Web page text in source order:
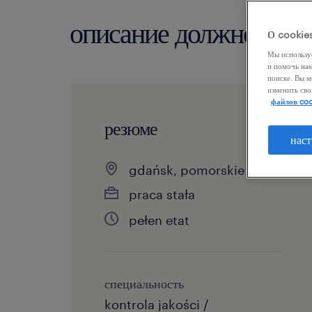
описание должности
резюме
gdańsk, pomorskie
praca stała
pełen etat
специальность
kontrola jakości /
О
Мы
и помочь
поиске. Вы
изменить
файлов